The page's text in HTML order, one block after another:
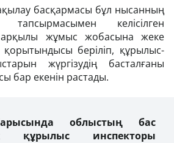
басқармасы бұл нысанның
тапсырмасымен келісілген
арқылы жұмыс жобасына жеке
беріліп, құрылыс-
жүргізудің басталғаны
бар екенін растады.
облыстың бас
құрылыс инспекторы